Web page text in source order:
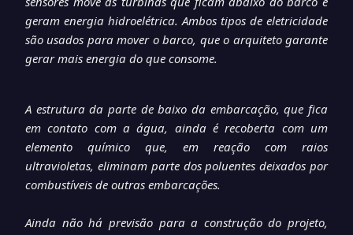
geram energia hidroelétrica. Ambos tipos de eletricidade
são usados para mover o barco, que o arquiteto garante
gerar mais energia do que consome.
A estrutura da parte de baixo da embarcação, que fica
em contato com a água, ainda é recoberta com um
elemento químico que, em reação com raios
ultravioletas, eliminam parte dos poluentes deixados por
combustíveis de outras embarcações.
Ainda não há previsão para a construção do projeto,